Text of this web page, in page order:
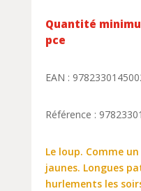
Quantité
pce
EAN :
Référence :
Le loup. Comme
jaunes. Longues
hurlements les